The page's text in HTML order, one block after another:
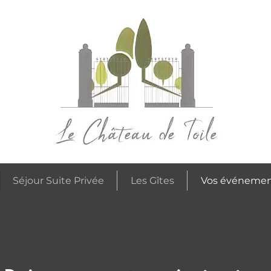
Séjour Suite Privée Les Gîtes Vos